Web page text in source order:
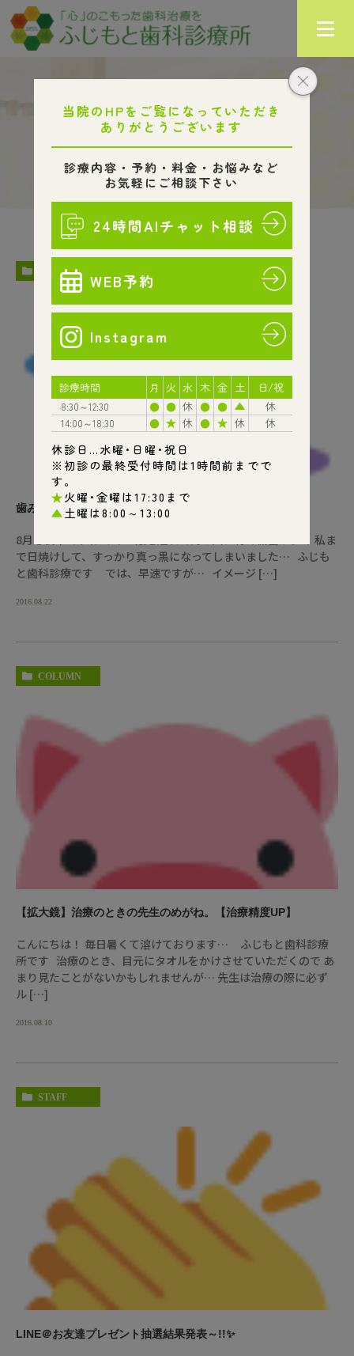
Month: 2016年8月
HOME 2016 8月
COLUMN
歯みがきが上達するたった一つの方法
8月も後半ですね 今年は娘を連れて海や川に行く機会が多く 私ま
で日焼けして、すっかり真っ黒になってしまいました… ふじも
と歯科診療です では、早速ですが… イメージ […]
2016.08.22
COLUMN
【拡大鏡】治療のときの先生のめがね。【治療精度UP】
こんにちは！ 毎日暑くて溶けております… ふじもと歯科診療
所です 治療のとき、目元にタオルをかけさせていただくので あ
まり見たことがないかもしれませんが… 先生は治療の際に必ず
ル […]
2016.08.10
STAFF
LINE＠お友達プレゼント抽選結果発表～!!✨